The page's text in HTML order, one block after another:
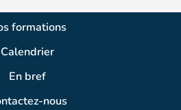
formations
Calendrier
En bref
nous